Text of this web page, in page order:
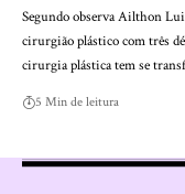
Segundo observa Ailthon
cirurgião plástico com três
cirurgia plástica tem se
5 Min de leitura